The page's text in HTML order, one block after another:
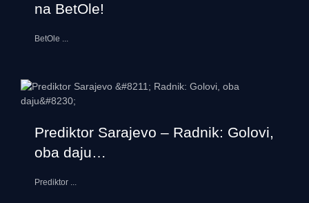
na BetOle!
BetOle ...
Prediktor Sarajevo – Radnik: Golovi,
oba daju…
Prediktor ...